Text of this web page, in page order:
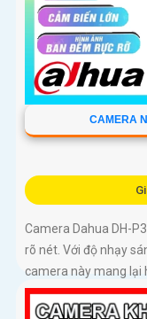
CAMERA
Camera Dahua DH-
rõ nét. Với độ nhạy
camera này mang lại